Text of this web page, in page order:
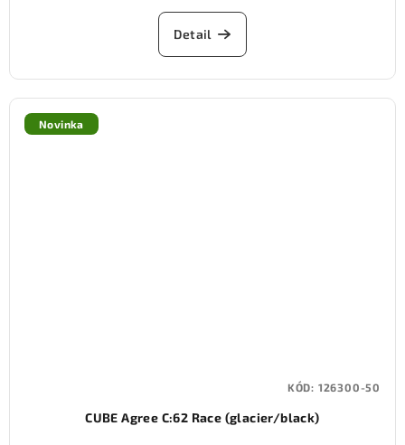
Detail
Novinka
CUBE Agree C:62 Race (glacier/black)
KÓD: 126300-50